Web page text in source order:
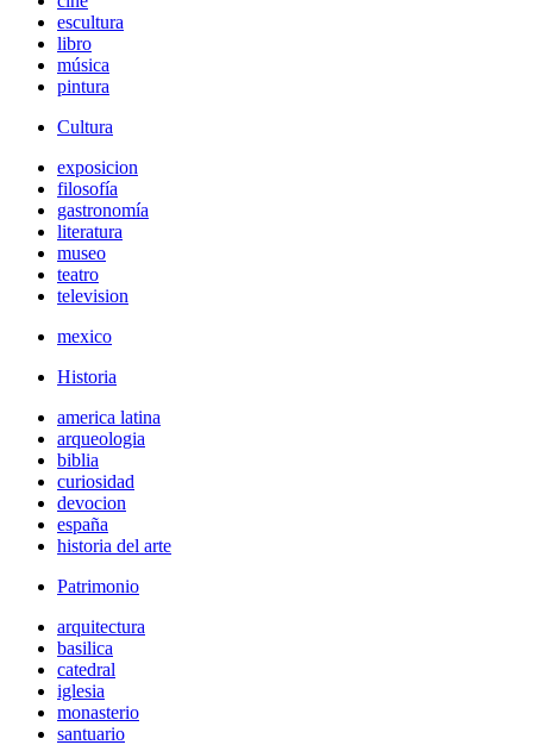
escultura
libro
música
pintura
Cultura
exposicion
filosofía
gastronomía
literatura
museo
teatro
television
mexico
Historia
america latina
arqueologia
biblia
curiosidad
devocion
españa
historia del arte
Patrimonio
arquitectura
basilica
catedral
iglesia
monasterio
santuario